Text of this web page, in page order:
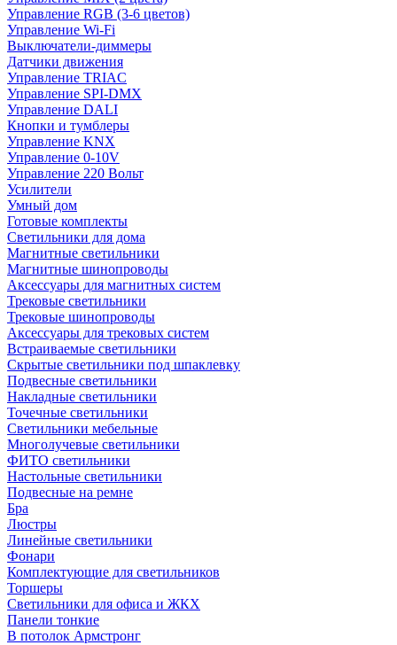
Управление RGB (3-6 цветов)
Управление Wi-Fi
Выключатели-диммеры
Датчики движения
Управление TRIAC
Управление SPI-DMX
Управление DALI
Кнопки и тумблеры
Управление KNX
Управление 0-10V
Управление 220 Вольт
Усилители
Умный дом
Готовые комплекты
Светильники для дома
Магнитные светильники
Магнитные шинопроводы
Аксессуары для магнитных систем
Трековые светильники
Трековые шинопроводы
Аксессуары для трековых систем
Встраиваемые светильники
Скрытые светильники под шпаклевку
Подвесные светильники
Накладные светильники
Точечные светильники
Светильники мебельные
Многолучевые светильники
ФИТО светильники
Настольные светильники
Подвесные на ремне
Бра
Люстры
Линейные светильники
Фонари
Комплектующие для светильников
Торшеры
Светильники для офиса и ЖКХ
Панели тонкие
В потолок Армстронг